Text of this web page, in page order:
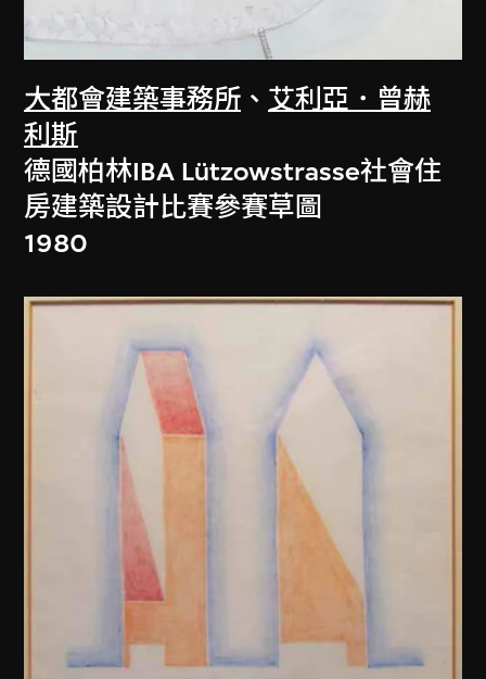
大都會建築事務所 、 艾利亞．曾赫
利斯
德國柏林IBA Lützowstrasse社會住
房建築設計比賽參賽草圖
1980